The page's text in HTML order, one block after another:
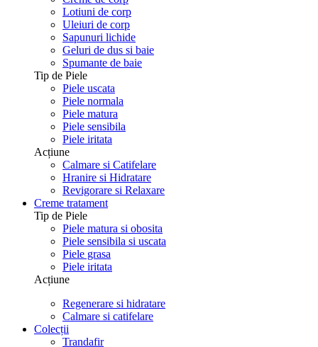
Lotiuni de corp
Uleiuri de corp
Sapunuri lichide
Geluri de dus si baie
Spumante de baie
Tip de Piele
Piele uscata
Piele normala
Piele matura
Piele sensibila
Piele iritata
Acțiune
Calmare si Catifelare
Hranire si Hidratare
Revigorare si Relaxare
Creme tratament
Tip de Piele
Piele matura si obosita
Piele sensibila si uscata
Piele grasa
Piele iritata
Acțiune
Regenerare si hidratare
Calmare si catifelare
Colecții
Trandafir